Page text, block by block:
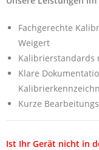
Fachgerechte
Weigert
Kalibrierstandards
Klare
Kurze
Ist Ihr Gerät nicht in